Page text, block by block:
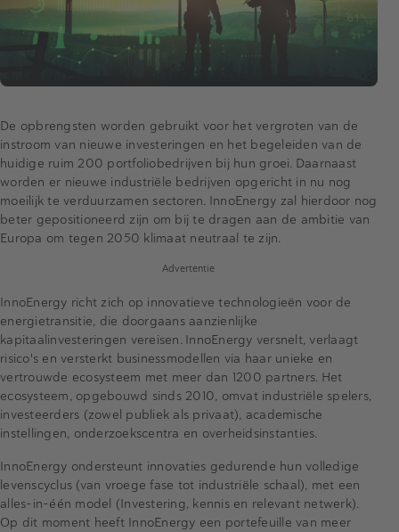
De opbrengsten worden gebruikt voor het vergroten van de
instroom van nieuwe investeringen en het begeleiden van de
huidige ruim 200 portfoliobedrijven bij hun groei. Daarnaast
worden er nieuwe industriële bedrijven opgericht in nu nog
moeilijk te verduurzamen sectoren. InnoEnergy zal hierdoor nog
beter gepositioneerd zijn om bij te dragen aan de ambitie van
Europa om tegen 2050 klimaat neutraal te zijn.
Advertentie
InnoEnergy richt zich op innovatieve technologieën voor de
energietransitie, die doorgaans aanzienlijke
kapitaalinvesteringen vereisen. InnoEnergy versnelt, verlaagt
risico's en versterkt businessmodellen via haar unieke en
vertrouwde ecosysteem met meer dan 1200 partners. Het
ecosysteem, opgebouwd sinds 2010, omvat industriële spelers,
investeerders (zowel publiek als privaat), academische
instellingen, onderzoekscentra en overheidsinstanties.
InnoEnergy ondersteunt innovaties gedurende hun volledige
levenscyclus (van vroege fase tot industriële schaal), met een
alles-in-één model (Investering, kennis en relevant netwerk).
Op dit moment heeft InnoEnergy een portefeuille van meer